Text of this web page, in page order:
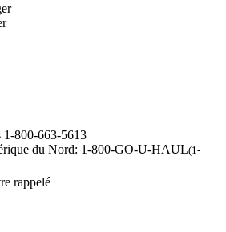
1-800-663-5613
du Nord: 1-800-GO-U-HAUL(1-
rappelé